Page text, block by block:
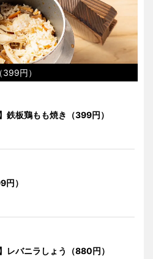
円）
鉄板鶏もも焼き（399円）
円）
レバニラしょう（880円）